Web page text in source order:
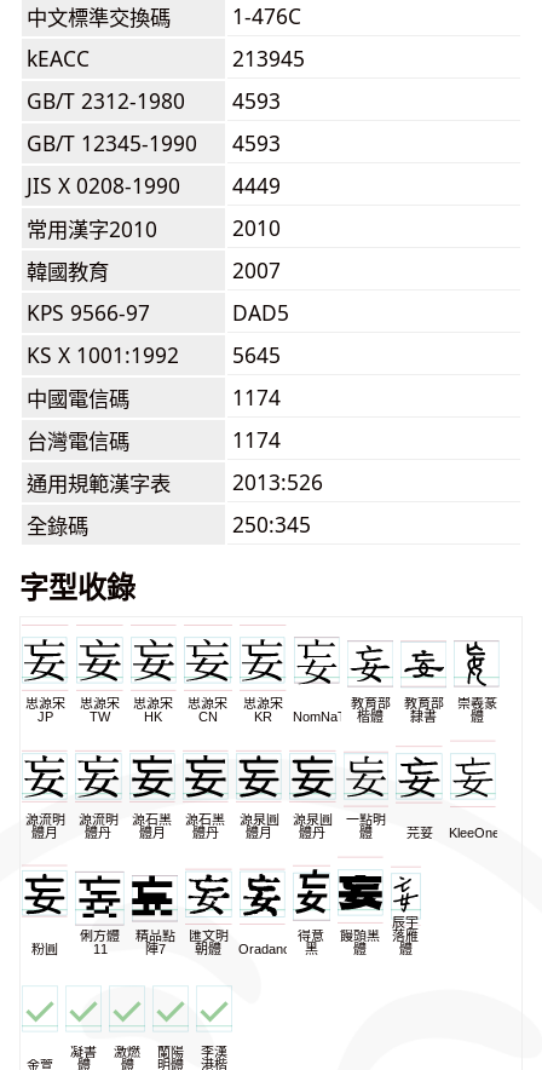
中文標準交換碼
1-476C
kEACC
213945
GB/T 2312-1980
4593
GB/T 12345-1990
4593
JIS X 0208-1990
4449
常用漢字2010
2010
韓國教育
2007
KPS 9566-97
DAD5
KS X 1001:1992
5645
中國電信碼
1174
台灣電信碼
1174
通用規範漢字表
2013:526
全錄碼
250:345
字型收錄
思源宋
JP
思源宋
TW
思源宋
HK
思源宋
CN
思源宋
KR
NomNaTong
教育部
楷體
教育部
隸書
崇羲篆
體
源流明
體月
源流明
體丹
源石黑
體月
源石黑
體丹
源泉圓
體月
源泉圓
體丹
一點明
體
芫荽 KleeOne
粉圓
俐方體
11
精品點
陣7
匯文明
朝體
Oradano
得意
黑
饅頭黑
體
辰宇
落雁
體
金萱
凝書
體
激燃
體
蘭陽
明體
李漢
港楷